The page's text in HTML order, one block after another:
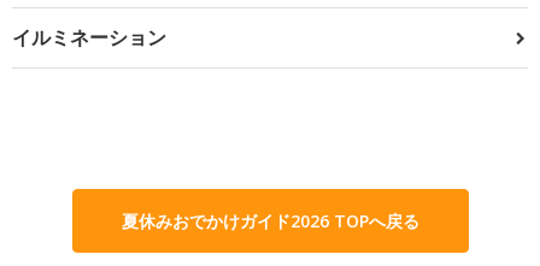
イルミネーション
夏休みおでかけガイド2026 TOPへ戻る